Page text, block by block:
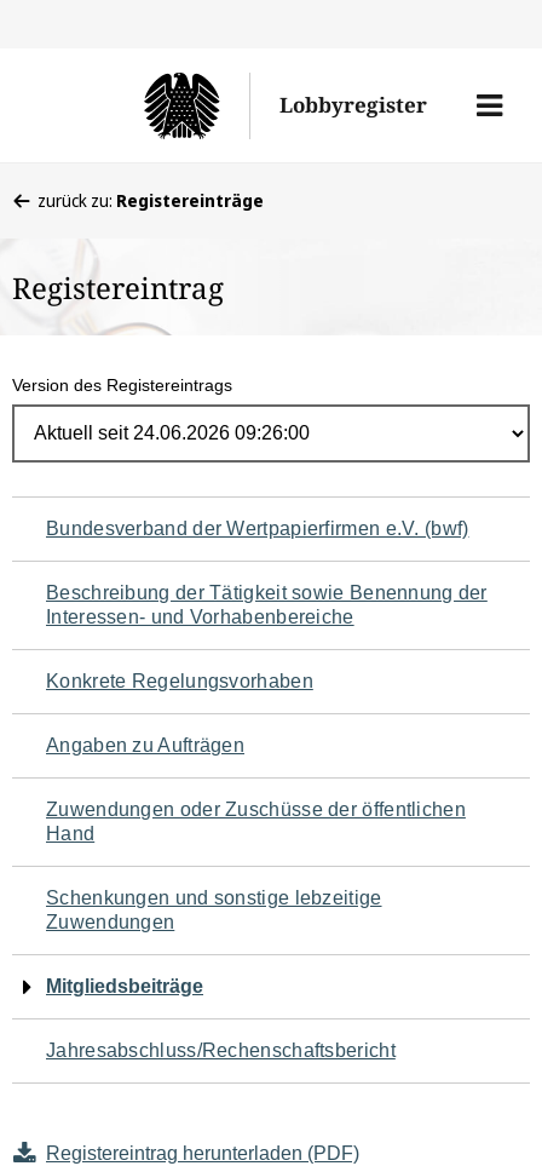
Lobbyregister
Menü
befinden
hier:
zurück zu: Registereinträge
Registereintrag
Version des Registereintrags
Navigation
für
den
Seiteninhalt
Bundesverband der Wertpapierfirmen e.V. (bwf)
Beschreibung der Tätigkeit sowie Benennung der
Interessen- und Vorhabenbereiche
Konkrete Regelungsvorhaben
Angaben zu Aufträgen
Zuwendungen oder Zuschüsse der öffentlichen
Hand
Schenkungen und sonstige lebzeitige
Zuwendungen
Mitgliedsbeiträge
Jahresabschluss/Rechenschaftsbericht
Registereintrag herunterladen (PDF)